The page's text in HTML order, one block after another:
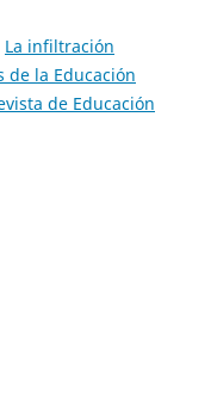
La infiltración
de la Educación
de Educación